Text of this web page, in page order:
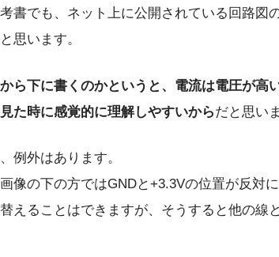
書でも、ネット上に公開されている回路図
思います。
ら下に書くのかというと、電流は電圧が高
た時に感覚的に理解しやすいからだと思い
例外はあります。
像の下の方ではGNDと+3.3Vの位置が反対に
えることはできますが、そうすると他の線